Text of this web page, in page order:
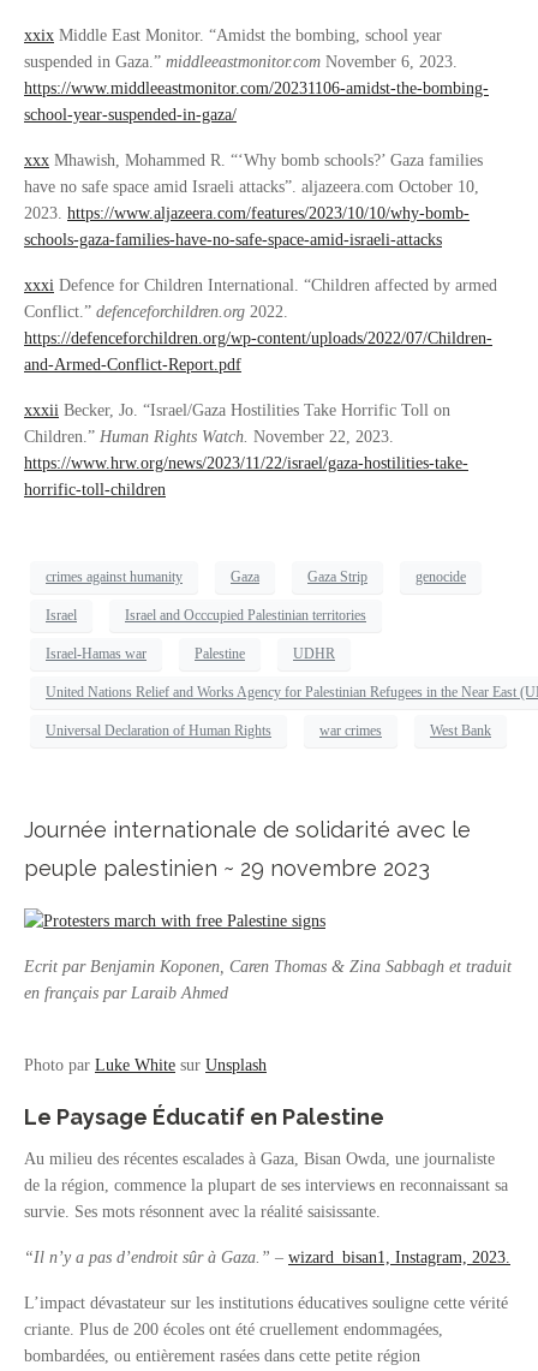
xxix Middle East Monitor. “Amidst the bombing, school year
suspended in Gaza.” middleeastmonitor.com November 6, 2023.
https://www.middleeastmonitor.com/20231106-amidst-the-bombing-
school-year-suspended-in-gaza/
xxx Mhawish, Mohammed R. “‘Why bomb schools?’ Gaza families
have no safe space amid Israeli attacks”. aljazeera.com October 10,
2023. https://www.aljazeera.com/features/2023/10/10/why-bomb-
schools-gaza-families-have-no-safe-space-amid-israeli-attacks
xxxi Defence for Children International. “Children affected by armed
Conflict.” defenceforchildren.org 2022.
https://defenceforchildren.org/wp-content/uploads/2022/07/Children-
and-Armed-Conflict-Report.pdf
xxxii Becker, Jo. “Israel/Gaza Hostilities Take Horrific Toll on
Children.” Human Rights Watch. November 22, 2023.
https://www.hrw.org/news/2023/11/22/israel/gaza-hostilities-take-
horrific-toll-children
crimes against humanity Gaza Gaza Strip genocide
Israel Israel and Occcupied Palestinian territories
Israel-Hamas war Palestine UDHR
United Nations Relief and Works Agency for Palestinian Refugees in the Near East
Universal Declaration of Human Rights war crimes West Bank
Journée internationale de solidarité avec le
peuple palestinien ~ 29 novembre 2023
Ecrit par Benjamin Koponen, Caren Thomas & Zina Sabbagh et traduit
en français par Laraib Ahmed
Photo par Luke White sur Unsplash
Le Paysage Éducatif en Palestine
Au milieu des récentes escalades à Gaza, Bisan Owda, une journaliste
de la région, commence la plupart de ses interviews en reconnaissant sa
survie. Ses mots résonnent avec la réalité saisissante.
“Il n’y a pas d’endroit sûr à Gaza.” – wizard_bisan1, Instagram, 2023.
L’impact dévastateur sur les institutions éducatives souligne cette vérité
criante. Plus de 200 écoles ont été cruellement endommagées,
bombardées, ou entièrement rasées dans cette petite région